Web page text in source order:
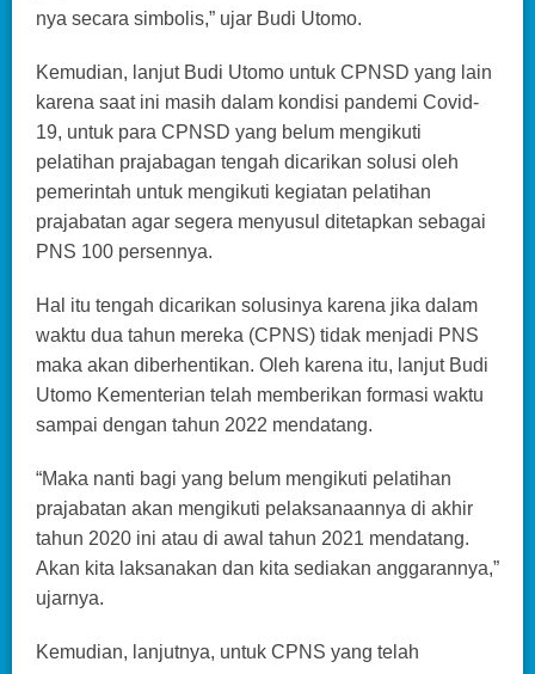
nya secara simbolis,” ujar Budi Utomo.
Kemudian, lanjut Budi Utomo untuk CPNSD yang lain
karena saat ini masih dalam kondisi pandemi Covid-
19, untuk para CPNSD yang belum mengikuti
pelatihan prajabagan tengah dicarikan solusi oleh
pemerintah untuk mengikuti kegiatan pelatihan
prajabatan agar segera menyusul ditetapkan sebagai
PNS 100 persennya.
Hal itu tengah dicarikan solusinya karena jika dalam
waktu dua tahun mereka (CPNS) tidak menjadi PNS
maka akan diberhentikan. Oleh karena itu, lanjut Budi
Utomo Kementerian telah memberikan formasi waktu
sampai dengan tahun 2022 mendatang.
“Maka nanti bagi yang belum mengikuti pelatihan
prajabatan akan mengikuti pelaksanaannya di akhir
tahun 2020 ini atau di awal tahun 2021 mendatang.
Akan kita laksanakan dan kita sediakan anggarannya,”
ujarnya.
Kemudian, lanjutnya, untuk CPNS yang telah